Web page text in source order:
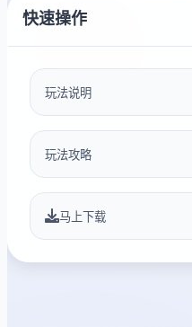
快速操作
玩法说明
玩法攻略
马上下载